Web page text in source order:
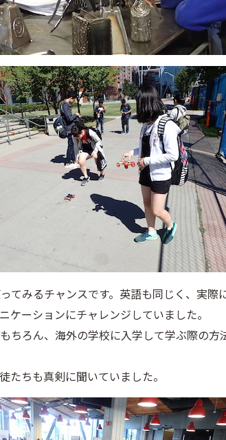
てみるチャンスです。英語も同じく、実際
ーションにチャレンジしていました。
ちろん、海外の学校に入学して学ぶ際の方
ちも真剣に聞いていました。